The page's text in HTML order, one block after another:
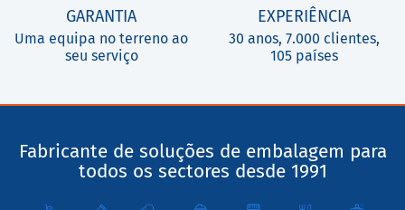
GARANTIA
Uma equipa no terreno ao
seu serviço
EXPERIÊNCIA
30 anos, 7.000 clientes,
105 países
Fabricante de soluções de embalagem para
todos os sectores desde 1991